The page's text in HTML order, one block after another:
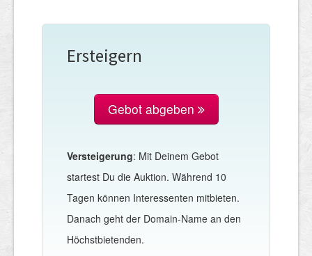
Ersteigern
Gebot abgeben
Versteigerung: Mit Deinem Gebot
startest Du die Auktion. Während 10
Tagen können Interessenten mitbieten.
Danach geht der Domain-Name an den
Höchstbietenden.